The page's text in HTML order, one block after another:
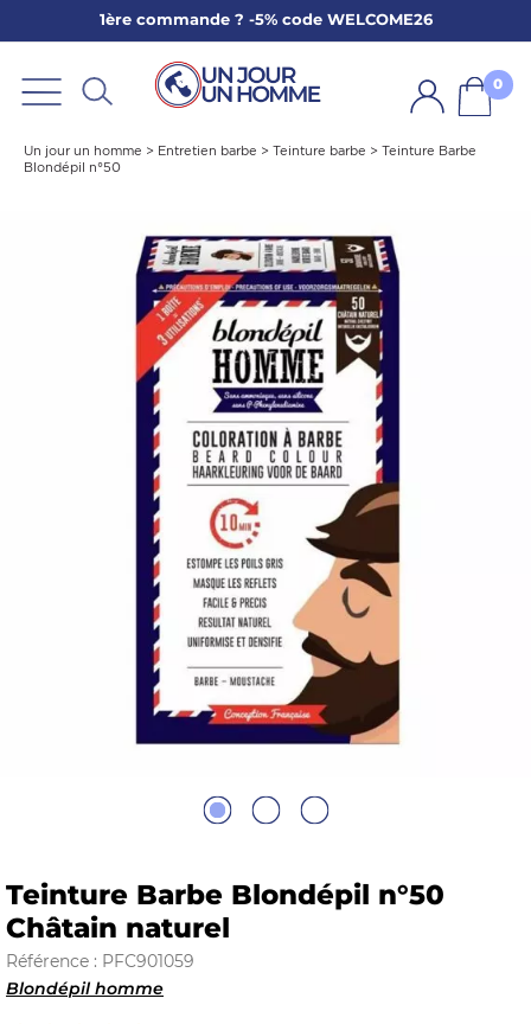
1ère commande ? -5% code WELCOME26
0
Un jour un homme > Entretien barbe > Teinture barbe > Teinture Barbe
Blondépil n°50
Teinture Barbe Blondépil n°50
Châtain naturel
Référence : PFC901059
Blondépil homme